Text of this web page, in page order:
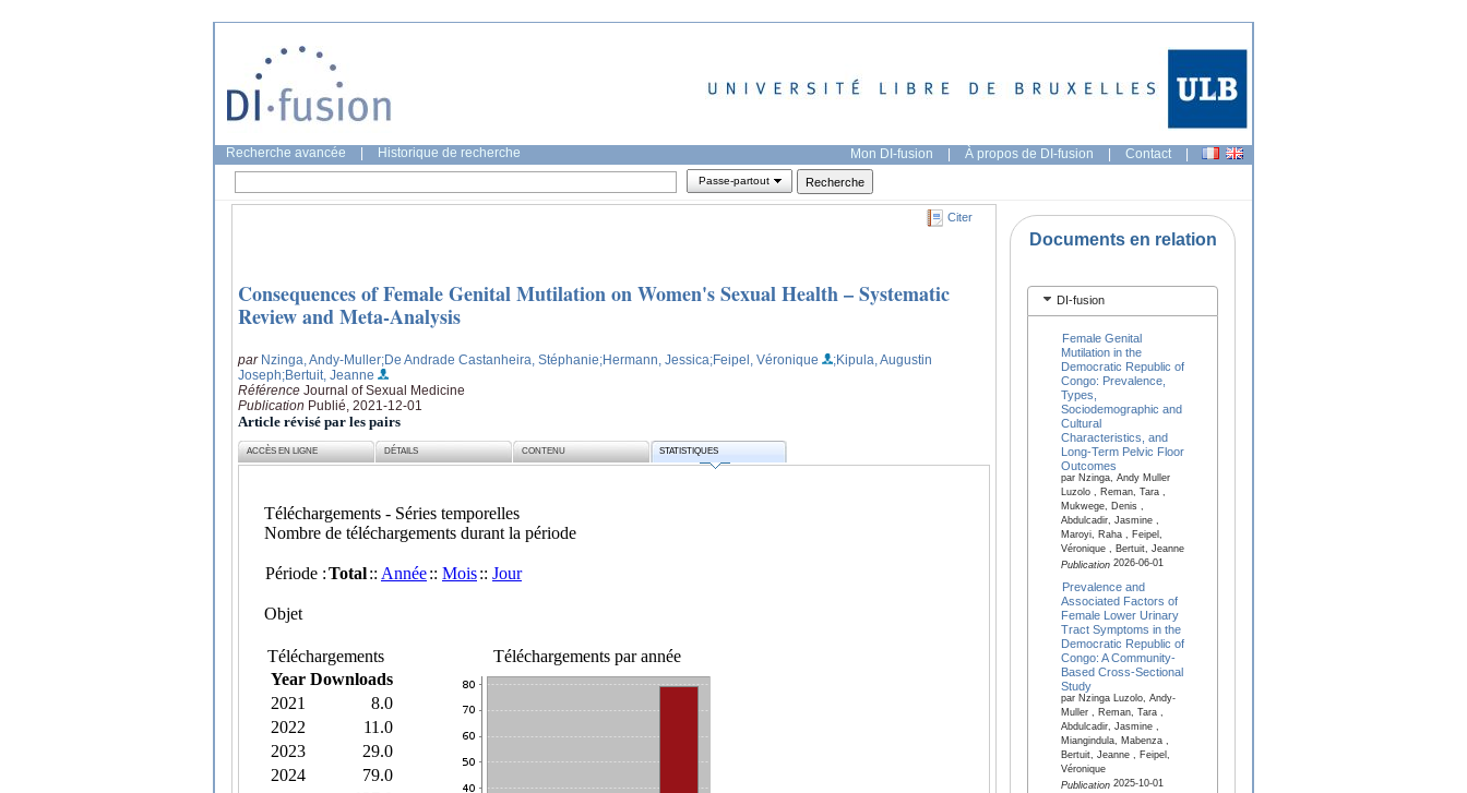
Recherche avancée Historique de recherche Mon DI-fusion | À propos de DI-fusion | Contact |
Passe-partout
Citer
Consequences of Female Genital Mutilation on Women's Sexual Health – Systematic
Review and Meta-Analysis
par Nzinga, Andy-Muller;De Andrade Castanheira, Stéphanie;Hermann, Jessica;Feipel, Véronique
;Kipula, Augustin
Joseph;Bertuit, Jeanne
Référence Journal of Sexual Medicine
Publication Publié, 2021-12-01
Article révisé par les pairs
ACCÈS EN LIGNE DÉTAILS CONTENU STATISTIQUES
Documents en relation
DI-fusion
Female Genital
Mutilation in the
Democratic Republic of
Congo: Prevalence,
Types,
Sociodemographic and
Cultural
Characteristics, and
Long-Term Pelvic Floor
Outcomes
par Nzinga, Andy Muller
Luzolo , Reman, Tara ,
Mukwege, Denis ,
Abdulcadir, Jasmine ,
Maroyi, Raha , Feipel,
Véronique , Bertuit, Jeanne
Publication2026-06-01
Prevalence and
Associated Factors of
Female Lower Urinary
Tract Symptoms in the
Democratic Republic of
Congo: A Community-
Based Cross-Sectional
Study
par Nzinga Luzolo, Andy-
Muller , Reman, Tara ,
Abdulcadir, Jasmine ,
Miangindula, Mabenza ,
Bertuit, Jeanne , Feipel,
Véronique
Publication2025-10-01